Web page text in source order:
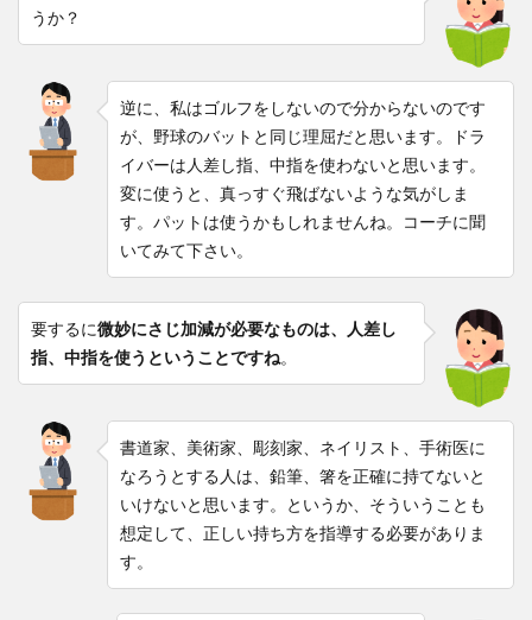
うか？
逆に、私はゴルフをしないので分からないのです
が、野球のバットと同じ理屈だと思います。ドラ
イバーは人差し指、中指を使わないと思います。
変に使うと、真っすぐ飛ばないような気がしま
す。パットは使うかもしれませんね。コーチに聞
いてみて下さい。
要するに微妙にさじ加減が必要なものは、人差し
指、中指を使うということですね。
書道家、美術家、彫刻家、ネイリスト、手術医に
なろうとする人は、鉛筆、箸を正確に持てないと
いけないと思います。というか、そういうことも
想定して、正しい持ち方を指導する必要がありま
す。